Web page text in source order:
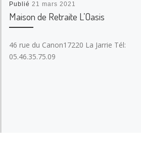
Publié 21 mars 2021
Maison de Retraite L’Oasis
46 rue du Canon17220 La Jarrie Tél:
05.46.35.75.09